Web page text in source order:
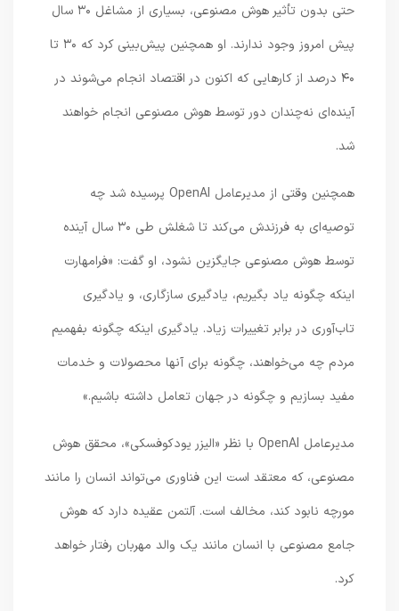
حتی بدون تأثیر هوش مصنوعی، بسیاری از مشاغل ۳۰ سال
پیش امروز وجود ندارند. او همچنین پیش‌بینی کرد که ۳۰ تا
۴۰ درصد از کارهایی که اکنون در اقتصاد انجام می‌شوند در
آینده‌ای نه‌چندان دور توسط هوش مصنوعی انجام خواهند
همچنین وقتی از مدیرعامل OpenAI پرسیده شد چه
توصیه‌ای به فرزندش می‌کند تا شغلش طی ۳۰ سال آینده
توسط هوش مصنوعی جایگزین نشود، او گفت: «فرامهارت
اینکه چگونه یاد بگیریم، یادگیری سازگاری، و یادگیری
تاب‌آوری در برابر تغییرات زیاد. یادگیری اینکه چگونه بفهمیم
مردم چه می‌خواهند، چگونه برای آنها محصولات و خدمات
مفید بسازیم و چگونه در جهان تعامل داشته باشیم.»
مدیرعامل OpenAI با نظر «الیزر یودکوفسکی»، محقق هوش
مصنوعی، که معتقد است این فناوری می‌تواند انسان را مانند
مورچه نابود کند، مخالف است. آلتمن عقیده دارد که هوش
جامع مصنوعی با انسان مانند یک والد مهربان رفتار خواهد